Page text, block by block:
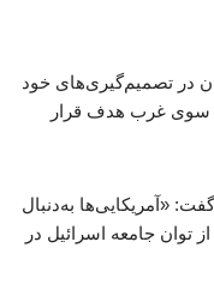
در تصمیم‌گیری‌های خود
سوی غرب هدف قرار
«آمریکایی‌ها به‌دنبال
توان جامعه اسرائیل در